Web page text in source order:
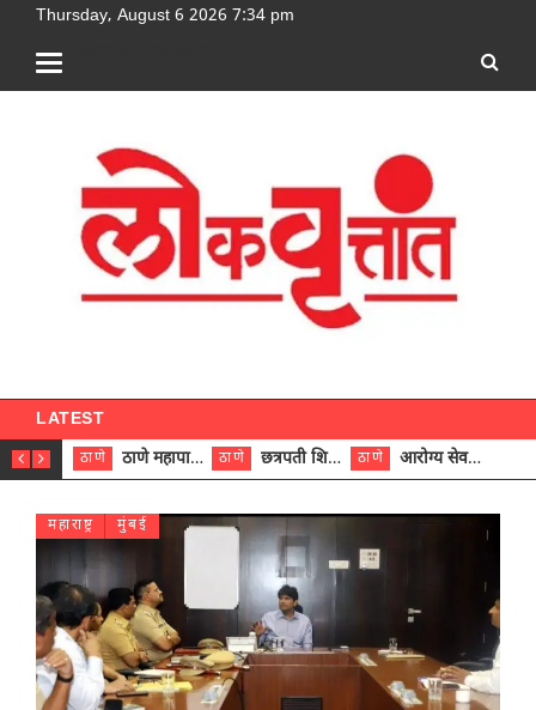
Thursday, August 6 2026 7:34 pm
LATEST
ठाणे ठाणे महापालिकेच्या नऊ प्रभाग समित्यांवर अध्यक्ष विराजमान ठाणे छत्रपती शिवाजी महाराज रुग्णालयात दुर्मिळ ट्युमरची यशस्वी शस्त्रक्रिया ठाणे आरोग्य सेवक (पुरुष) पदावरून ११ कर्मचाऱ्यांना आरोग्य सहाय्यक (पुरुष) पदावर पदोन्नती; मुख्य कार्यकारी अधिकारी रणजित यादव यांच्या हस्ते आदेश वितरण
महाराष्ट्र मुंबई